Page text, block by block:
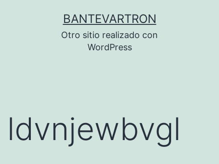
BANTEVARTRON
Otro sitio realizado con
WordPress
ldvnjewbvgl